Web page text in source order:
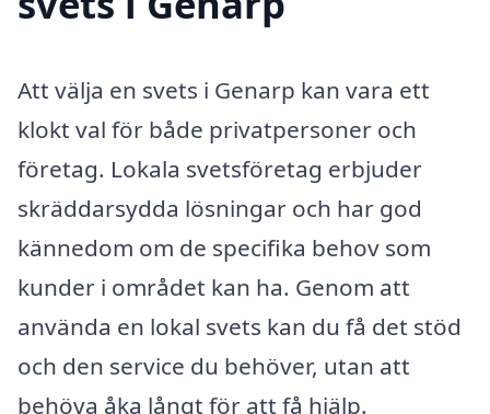
Att välja en svets i Genarp kan vara ett
klokt val för både privatpersoner och
företag. Lokala svetsföretag erbjuder
skräddarsydda lösningar och har god
kännedom om de specifika behov som
kunder i området kan ha. Genom att
använda en lokal svets kan du få det stöd
och den service du behöver, utan att
behöva åka långt för att få hjälp.